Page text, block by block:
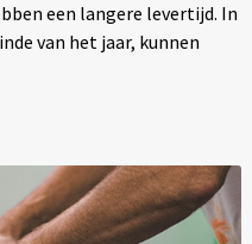
een langere levertijd. In
van het jaar, kunnen